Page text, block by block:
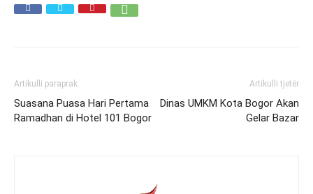
Artikulli paraprak
Suasana Puasa Hari Pertama
Ramadhan di Hotel 101 Bogor
Artikulli tjetër
Dinas UMKM Kota Bogor Akan
Gelar Bazar